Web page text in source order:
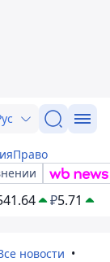
Право
₽5.71
новости